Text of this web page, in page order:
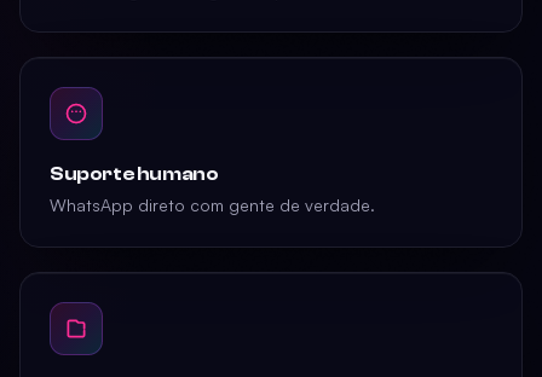
Suporte humano
WhatsApp direto com gente de verdade.